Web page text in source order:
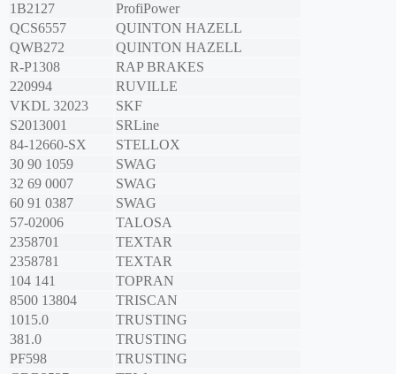
1B2127
ProfiPower
QCS6557
QUINTON HAZELL
QWB272
QUINTON HAZELL
R-P1308
RAP BRAKES
220994
RUVILLE
VKDL 32023
SKF
S2013001
SRLine
84-12660-SX
STELLOX
30 90 1059
SWAG
32 69 0007
SWAG
60 91 0387
SWAG
57-02006
TALOSA
2358701
TEXTAR
2358781
TEXTAR
104 141
TOPRAN
8500 13804
TRISCAN
1015.0
TRUSTING
381.0
TRUSTING
PF598
TRUSTING